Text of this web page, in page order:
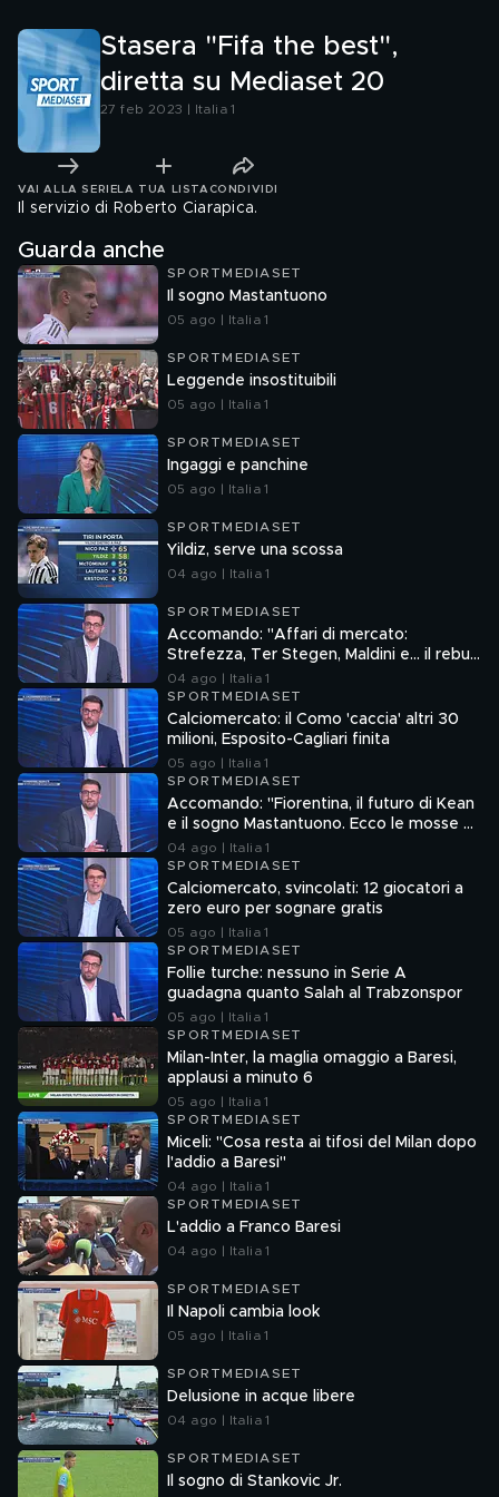
Stasera "Fifa the best",
diretta su Mediaset 20
27 feb 2023 | Italia 1
VAI ALLA SERIE LA TUA LISTA CONDIVIDI
Il servizio di Roberto Ciarapica.
Guarda anche
SPORTMEDIASET
Il sogno Mastantuono
05 ago | Italia 1
SPORTMEDIASET
Leggende insostituibili
05 ago | Italia 1
SPORTMEDIASET
Ingaggi e panchine
05 ago | Italia 1
SPORTMEDIASET
Yildiz, serve una scossa
04 ago | Italia 1
SPORTMEDIASET
Accomando: "Affari di mercato:
Strefezza, Ter Stegen, Maldini e... il rebus
Sebastiano Esposito"
04 ago | Italia 1
SPORTMEDIASET
Calciomercato: il Como 'caccia' altri 30
milioni, Esposito-Cagliari finita
05 ago | Italia 1
SPORTMEDIASET
Accomando: "Fiorentina, il futuro di Kean
e il sogno Mastantuono. Ecco le mosse di
Como e Roma"
04 ago | Italia 1
SPORTMEDIASET
Calciomercato, svincolati: 12 giocatori a
zero euro per sognare gratis
05 ago | Italia 1
SPORTMEDIASET
Follie turche: nessuno in Serie A
guadagna quanto Salah al Trabzonspor
05 ago | Italia 1
SPORTMEDIASET
Milan-Inter, la maglia omaggio a Baresi,
applausi a minuto 6
05 ago | Italia 1
SPORTMEDIASET
Miceli: "Cosa resta ai tifosi del Milan dopo
l'addio a Baresi"
04 ago | Italia 1
SPORTMEDIASET
L'addio a Franco Baresi
04 ago | Italia 1
SPORTMEDIASET
Il Napoli cambia look
05 ago | Italia 1
SPORTMEDIASET
Delusione in acque libere
04 ago | Italia 1
SPORTMEDIASET
Il sogno di Stankovic Jr.